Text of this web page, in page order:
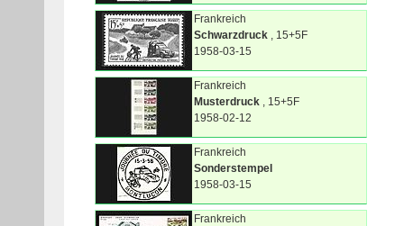
Frankreich
Schwarzdruck , 15+5F
1958-03-15
Frankreich
Musterdruck , 15+5F
1958-02-12
Frankreich
Sonderstempel
1958-03-15
Frankreich